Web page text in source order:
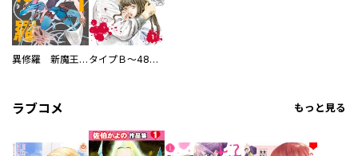
異修羅 新魔王戦争 タイプＢ～48時間後、致死率100％～【単話】
ラブコメ もっと見る